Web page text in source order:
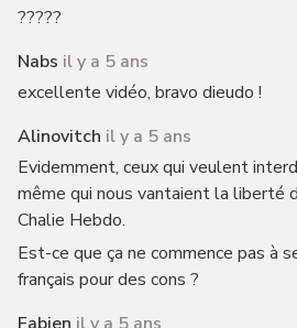
?????
Nabs il y a 5 ans
excellente vidéo, bravo dieudo !
Alinovitch il y a 5 ans
Evidemment, ceux qui veulent
même qui nous vantaient la liberté
Chalie Hebdo.
Est-ce que ça ne commence pas à
français pour des cons ?